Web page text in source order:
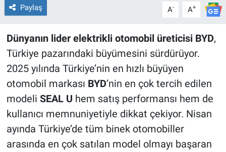
Paylaş A- A+
Dünyanın lider elektrikli otomobil üreticisi BYD,
Türkiye pazarındaki büyümesini sürdürüyor.
2025 yılında Türkiye’nin en hızlı büyüyen
otomobil markası BYD’nin en çok tercih edilen
modeli SEAL U hem satış performansı hem de
kullanıcı memnuniyetiyle dikkat çekiyor. Nisan
ayında Türkiye’de tüm binek otomobiller
arasında en çok satılan model olmayı başaran